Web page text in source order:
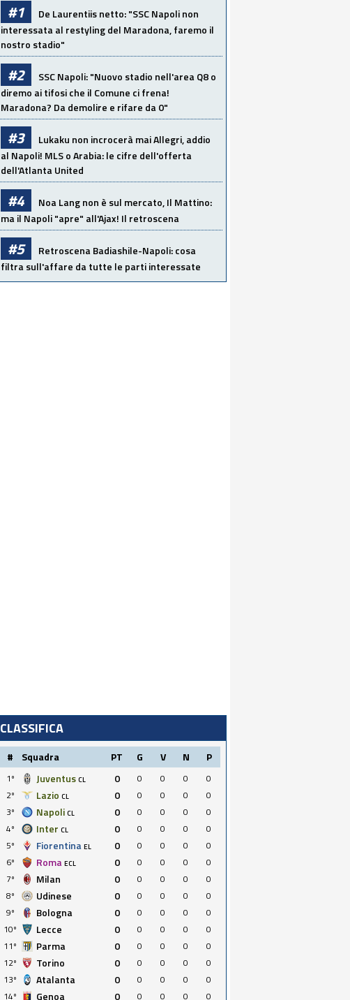
#1
De Laurentiis netto: "SSC Napoli non
interessata al restyling del Maradona, faremo il
nostro stadio"
#2
SSC Napoli: "Nuovo stadio nell'area Q8 o
diremo ai tifosi che il Comune ci frena!
Maradona? Da demolire e rifare da 0"
#3
Lukaku non incrocerà mai Allegri, addio
al Napoli! MLS o Arabia: le cifre dell'offerta
dell'Atlanta United
#4
Noa Lang non è sul mercato, Il Mattino:
ma il Napoli "apre" all'Ajax! Il retroscena
#5
Retroscena Badiashile-Napoli: cosa
filtra sull'affare da tutte le parti interessate
CLASSIFICA
# Squadra PT G V N P
1º Juventus CL 0 0 0 0
0
2º
Lazio CL 0 0 0 0
0
3º
Napoli CL 0 0 0 0
0
4º
Inter CL 0 0 0 0
0
5º
Fiorentina EL 0 0 0 0
0
6º
Roma ECL 0 0 0 0
0
7º
Milan 0 0 0 0
0
8º
Udinese 0 0 0 0
0
9º
Bologna 0 0 0 0
0
10º
Lecce 0 0 0 0
0
11º
Parma 0 0 0 0
0
12º
Torino 0 0 0 0
0
13º
Atalanta 0 0 0 0
0
14º
Genoa 0 0 0 0 0